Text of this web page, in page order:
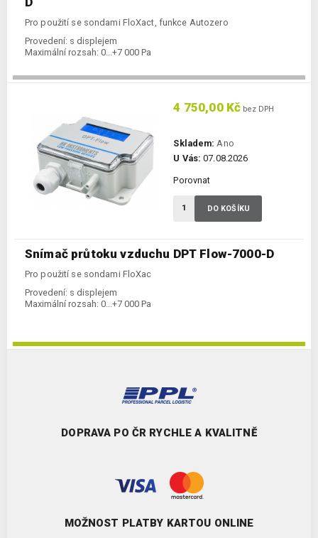
Pro použití se sondami FloXact, funkce Autozero
Provedení: s displejem
Maximální rozsah: 0...+7 000 Pa
Snímač průtoku vzduchu DPT Flow-7000-D
Pro použití se sondami FloXac
Provedení: s displejem
Maximální rozsah: 0...+7 000 Pa
4 750,00 Kč bez DPH
Skladem: Ano
U Vás: 07.08.2026
Porovnat
DO KOŠÍKU
DOPRAVA PO ČR RYCHLE A KVALITNĚ
MOŽNOST PLATBY KARTOU ONLINE